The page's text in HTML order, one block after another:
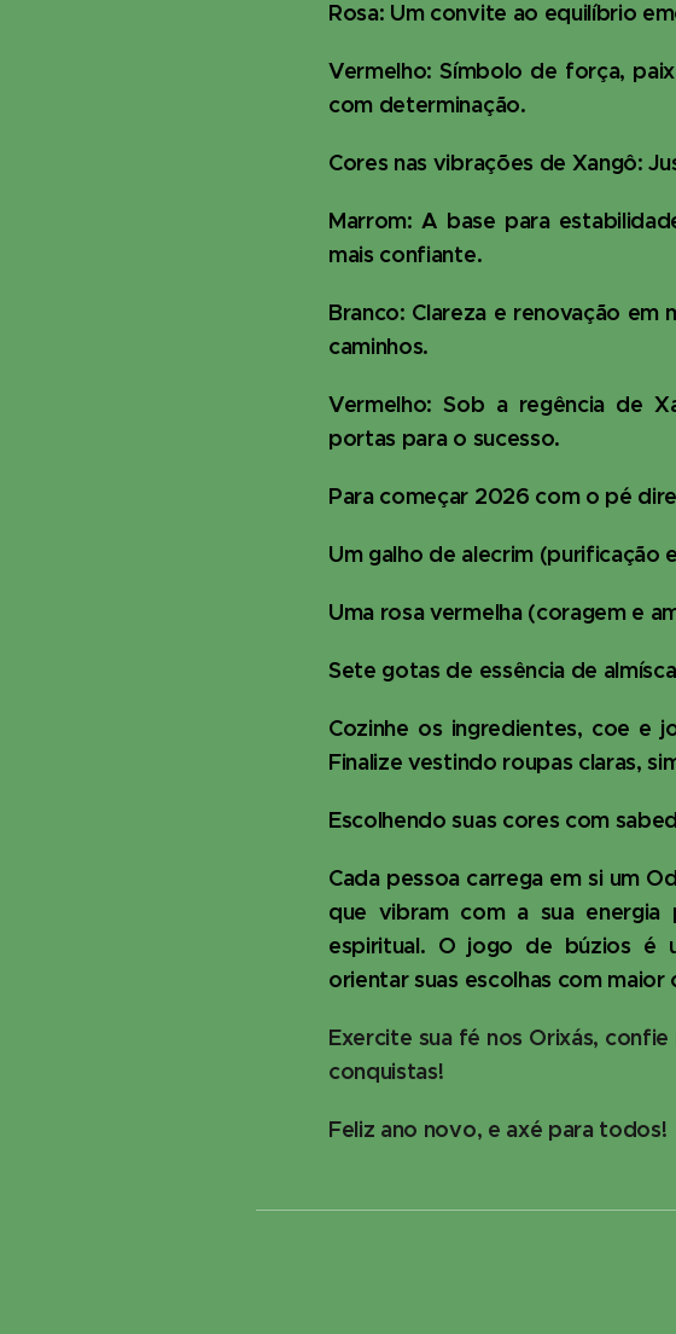
Rosa: Um convite ao equilíbrio
Vermelho: Símbolo de força,
com determinação.
Cores nas vibrações de Xangô:
Marrom: A base para
mais confiante.
Branco: Clareza e renovação em
caminhos.
Vermelho: Sob a regência de
portas para o sucesso.
Para começar 2026 com o pé
Um galho de alecrim (purificação
Uma rosa vermelha (coragem e
Sete gotas de essência de
Cozinhe os ingredientes, coe e
Finalize vestindo roupas claras,
Escolhendo suas cores com
Cada pessoa carrega em si um
que vibram com a sua energia
espiritual. O jogo de búzios é
orientar suas escolhas com
Exercite sua fé nos Orixás,
conquistas!
Feliz ano novo, e axé para todos!